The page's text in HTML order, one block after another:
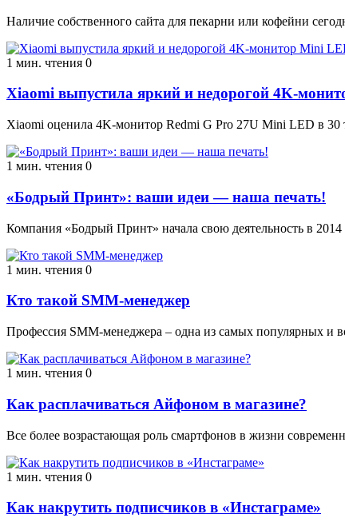
Наличие собственного сайта для пекарни или кофейни
1 мин. чтения 0
Xiaomi выпустила яркий и недорогой 4K-
Xiaomi оценила 4K-монитор Redmi G Pro 27U Mini LED в
1 мин. чтения 0
«Бодрый Принт»: ваши идеи — наша печать!
Компания «Бодрый Принт» начала свою деятельность в
1 мин. чтения 0
Кто такой SMM-менеджер
Профессия SMM-менеджера – одна из самых популярных
1 мин. чтения 0
Как расплачиваться Айфоном в магазине?
Все более возрастающая роль смартфонов в жизни
1 мин. чтения 0
Как накрутить подписчиков в «Инстаграме»